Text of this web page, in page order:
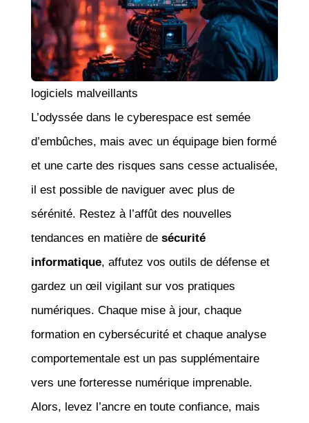
logiciels malveillants
L’odyssée dans le cyberespace est semée
d’embûches, mais avec un équipage bien formé
et une carte des risques sans cesse actualisée,
il est possible de naviguer avec plus de
sérénité. Restez à l’affût des nouvelles
tendances en matière de sécurité
informatique, affutez vos outils de défense et
gardez un œil vigilant sur vos pratiques
numériques. Chaque mise à jour, chaque
formation en cybersécurité et chaque analyse
comportementale est un pas supplémentaire
vers une forteresse numérique imprenable.
Alors, levez l’ancre en toute confiance, mais